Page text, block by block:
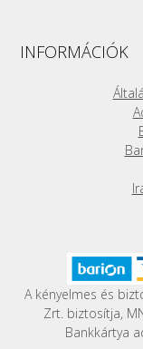
INFORMÁCIÓK
A kényelmes és
Zrt. biztosítja,
Bankkártya